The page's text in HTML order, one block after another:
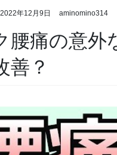
2022年12月9日 aminomino314
腰痛の意外
善？